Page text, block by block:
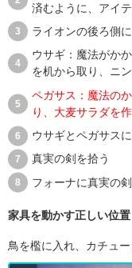
済むように、アイ
ライオンの後ろ側
ウサギ：魔法がか
を机から取り、ニ
ペガサス：魔法の
り、大麦サラダを
ウサギとペガサス
真実の剣を拾う
フォーナに真実の
家具を動かす正しい位置
鳥を檻に入れ、カチュ